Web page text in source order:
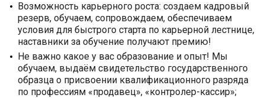
Возможность карьерного роста: создаем кадровый
резерв, обучаем, сопровождаем, обеспечиваем
условия для быстрого старта по карьерной лестнице,
наставники за обучение получают премию!
Не важно какое у вас образование и опыт! Мы
обучаем, выдаём свидетельство государственного
образца о присвоении квалификационного разряда
по профессиям «продавец», «контролер-кассир»;